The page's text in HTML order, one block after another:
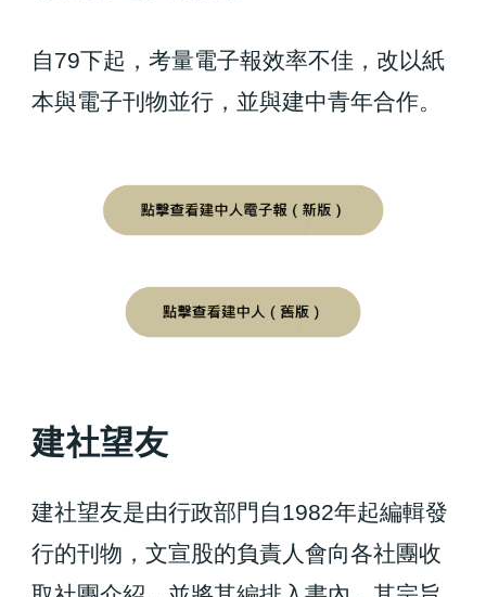
自79下起，考量電子報效率不佳，改以紙
本與電子刊物並行，並與建中青年合作。
建社望友
建社望友是由行政部門自1982年起編輯發
行的刊物，文宣股的負責人會向各社團收